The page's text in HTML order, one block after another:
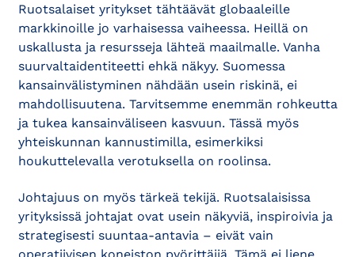
Ruotsalaiset yritykset tähtäävät globaaleille
markkinoille jo varhaisessa vaiheessa. Heillä on
uskallusta ja resursseja lähteä maailmalle. Vanha
suurvaltaidentiteetti ehkä näkyy. Suomessa
kansainvälistyminen nähdään usein riskinä, ei
mahdollisuutena. Tarvitsemme enemmän rohkeutta
ja tukea kansainväliseen kasvuun. Tässä myös
yhteiskunnan kannustimilla, esimerkiksi
houkuttelevalla verotuksella on roolinsa.
Johtajuus on myös tärkeä tekijä. Ruotsalaisissa
yrityksissä johtajat ovat usein näkyviä, inspiroivia ja
strategisesti suuntaa-antavia – eivät vain